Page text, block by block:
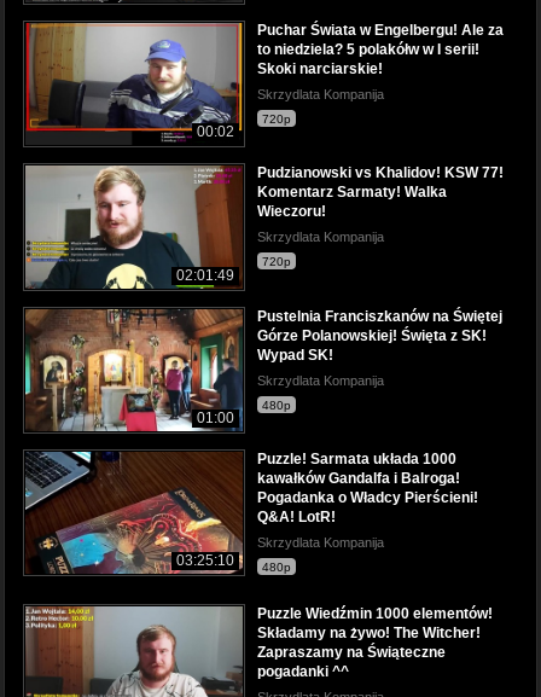
00:02
Puchar Świata w Engelbergu! Ale za
to niedziela? 5 polakółw w I serii!
Skoki narciarskie!
Skrzydlata Kompanija
720p
02:01:49
Pudzianowski vs Khalidov! KSW 77!
Komentarz Sarmaty! Walka
Wieczoru!
Skrzydlata Kompanija
720p
01:00
Pustelnia Franciszkanów na Świętej
Górze Polanowskiej! Święta z SK!
Wypad SK!
Skrzydlata Kompanija
480p
03:25:10
Puzzle! Sarmata układa 1000
kawałków Gandalfa i Balroga!
Pogadanka o Władcy Pierścieni!
Q&A! LotR!
Skrzydlata Kompanija
480p
Puzzle Wiedźmin 1000 elementów!
Składamy na żywo! The Witcher!
Zapraszamy na Świąteczne
pogadanki ^^